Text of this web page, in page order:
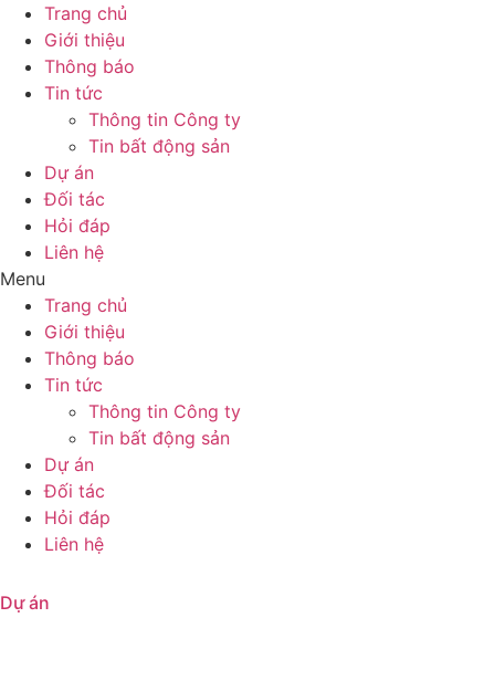
Trang chủ
Giới thiệu
Thông báo
Tin tức
Thông tin Công ty
Tin bất động sản
Dự án
Đối tác
Hỏi đáp
Liên hệ
Menu
Trang chủ
Giới thiệu
Thông báo
Tin tức
Thông tin Công ty
Tin bất động sản
Dự án
Đối tác
Hỏi đáp
Liên hệ
Dự án